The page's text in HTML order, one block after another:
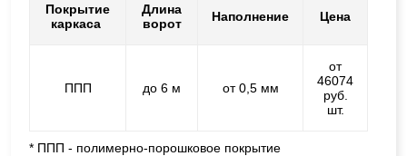
Покрытие
каркаса
Длина
ворот
Наполнение Цена
ППП до 6 м от 0,5 мм
от
46074
руб.
шт.
* ППП - полимерно-порошковое покрытие